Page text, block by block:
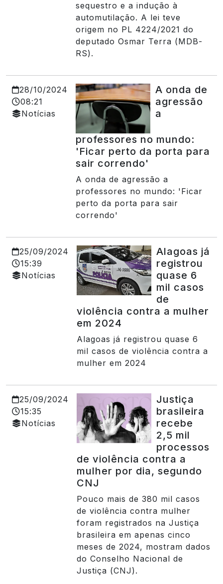
sequestro e a indução à
automutilação. A lei teve
origem no PL 4224/2021 do
deputado Osmar Terra (MDB-
RS).
28/10/2024
08:21
Notícias
A onda de
agressão
a
professores no mundo:
'Ficar perto da porta para
sair correndo'
A onda de agressão a
professores no mundo: 'Ficar
perto da porta para sair
correndo'
25/09/2024
15:39
Notícias
Alagoas já
registrou
quase 6
mil casos
de
violência contra a mulher
em 2024
Alagoas já registrou quase 6
mil casos de violência contra a
mulher em 2024
25/09/2024
15:35
Notícias
Justiça
brasileira
recebe
2,5 mil
processos
de violência contra a
mulher por dia, segundo
CNJ
Pouco mais de 380 mil casos
de violência contra mulher
foram registrados na Justiça
brasileira em apenas cinco
meses de 2024, mostram dados
do Conselho Nacional de
Justiça (CNJ).